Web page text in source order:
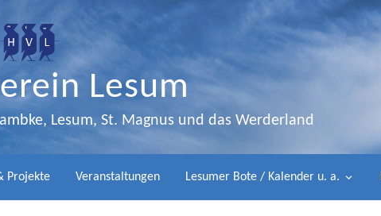
Lesum
Lesum, St. Magnus und das Werderland
Projekte Veranstaltungen Lesumer Bote / Kalender u. a.